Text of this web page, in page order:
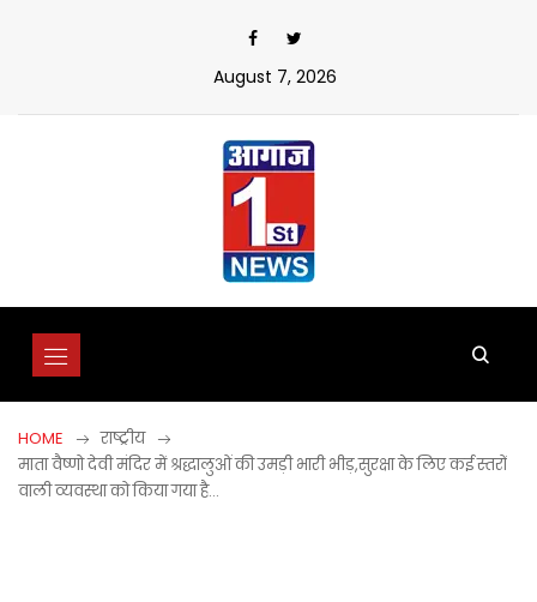
August 7, 2026
HOME
राष्ट्रीय
माता वैष्णो देवी मंदिर में श्रद्धालुओं की उमड़ी भारी भीड़,सुरक्षा के लिए कई स्तरों
वाली व्यवस्था को किया गया है…